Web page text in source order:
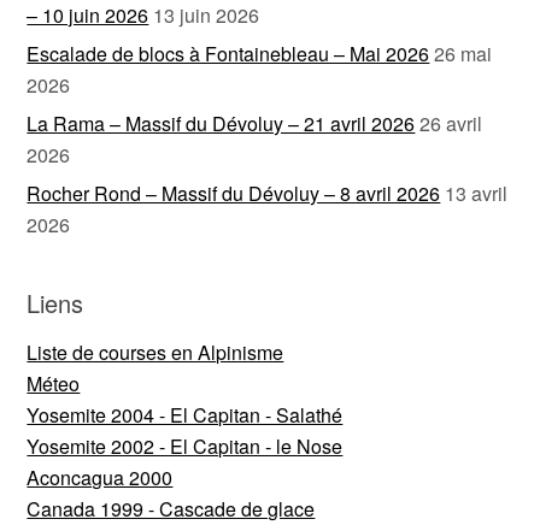
– 10 juin 2026 13 juin 2026
Escalade de blocs à Fontainebleau – Mai 202626 mai
2026
La Rama – Massif du Dévoluy – 21 avril 202626 avril
2026
Rocher Rond – Massif du Dévoluy – 8 avril 2026 13 avril
2026
Liens
Liste de courses en Alpinisme
Méteo
Yosemite 2004 - El Capitan - Salathé
Yosemite 2002 - El Capitan - le Nose
Aconcagua 2000
Canada 1999 - Cascade de glace